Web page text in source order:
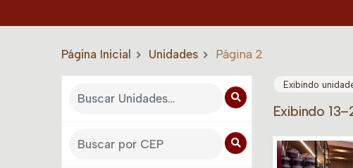
Página Inicial Unidades Página 2
Exibindo
Exibindo